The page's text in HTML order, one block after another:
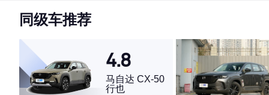
·空间表现较为优秀，优于60%同级车
同级车推荐
4.8
马自达 CX-50
行也